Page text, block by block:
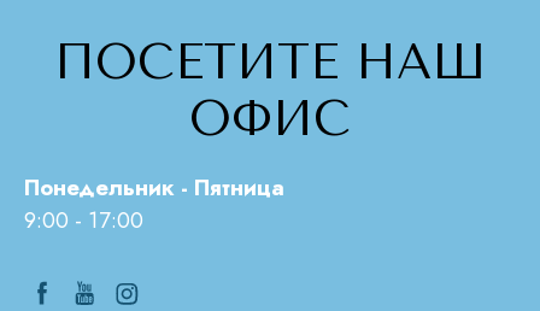
ПОСЕТИТЕ НАШ
ОФИС
Понедельник - Пятница
9:00 - 17:00